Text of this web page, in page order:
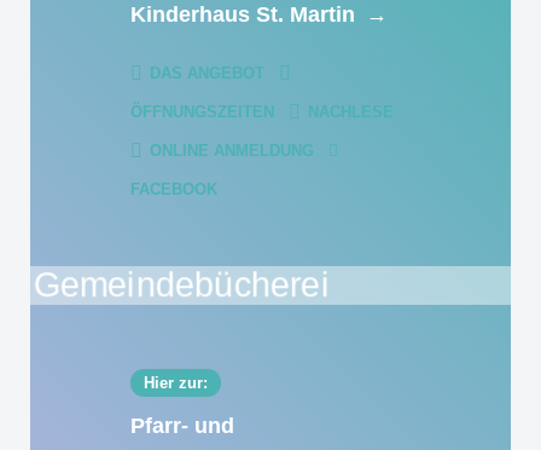
Kinderhaus St. Martin →
DAS ANGEBOT
ÖFFNUNGSZEITEN NACHLESE
ONLINE ANMELDUNG
FACEBOOK
Hier zur:
Pfarr- und